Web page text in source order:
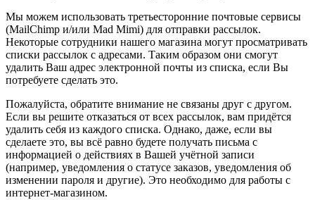
Мы можем использовать третьесторонние почтовые сервисы
(MailChimp и/или Mad Mimi) для отправки рассылок.
Некоторые сотрудники нашего магазина могут просматривать
списки рассылок с адресами. Таким образом они смогут
удалить Ваш адрес электронной почты из списка, если Вы
потребуете сделать это.
Пожалуйста, обратите внимание не связаны друг с другом.
Если вы решите отказаться от всех рассылок, вам придётся
удалить себя из каждого списка. Однако, даже, если вы
сделаете это, вы всё равно будете получать письма с
информацией о действиях в Вашей учётной записи
(например, уведомления о статусе заказов, уведомления об
изменении пароля и другие). Это необходимо для работы с
интернет-магазином.